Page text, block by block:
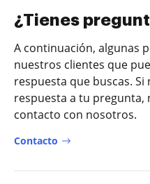
¿Tienes
A continuación, algunas
nuestros clientes que
respuesta que buscas.
respuesta a tu pregunta,
contacto con nosotros.
Contacto